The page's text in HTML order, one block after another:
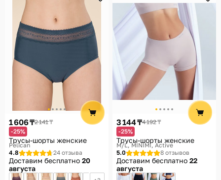
1 606 ₸2 141 ₸
-25%
Трусы-шорты женские
Pelican
4.8
24 отзыва
Доставим бесплатно 20
августа
3 144 ₸4 192 ₸
-25%
Трусы-шорты женские
M/L MINIMI, Active
5.0
8 отзывов
Доставим бесплатно 22
августа